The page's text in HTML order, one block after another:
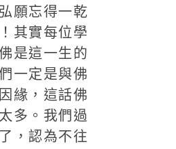
願忘得一乾
其實每位學
是這一生的
一定是與佛
緣，這話佛
多。我們過
，認為不往